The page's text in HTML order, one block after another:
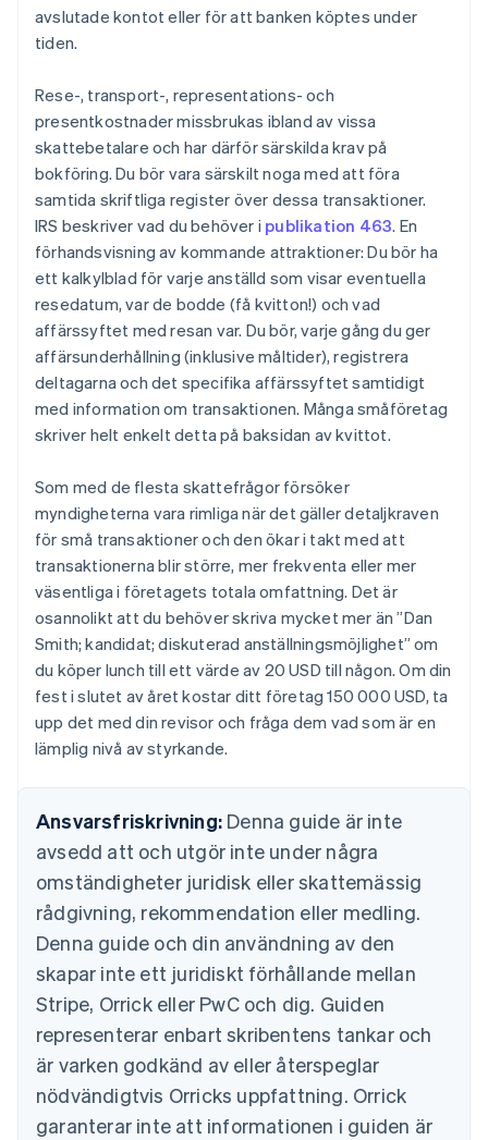
avslutade kontot eller för att banken köptes under
tiden.
Rese-, transport-, representations- och
presentkostnader missbrukas ibland av vissa
skattebetalare och har därför särskilda krav på
bokföring. Du bör vara särskilt noga med att föra
samtida skriftliga register över dessa transaktioner.
IRS beskriver vad du behöver i publikation 463. En
förhandsvisning av kommande attraktioner: Du bör ha
ett kalkylblad för varje anställd som visar eventuella
resedatum, var de bodde (få kvitton!) och vad
affärssyftet med resan var. Du bör, varje gång du ger
affärsunderhållning (inklusive måltider), registrera
deltagarna och det specifika affärssyftet samtidigt
med information om transaktionen. Många småföretag
skriver helt enkelt detta på baksidan av kvittot.
Som med de flesta skattefrågor försöker
myndigheterna vara rimliga när det gäller detaljkraven
för små transaktioner och den ökar i takt med att
transaktionerna blir större, mer frekventa eller mer
väsentliga i företagets totala omfattning. Det är
osannolikt att du behöver skriva mycket mer än ”Dan
Smith; kandidat; diskuterad anställningsmöjlighet” om
du köper lunch till ett värde av 20 USD till någon. Om din
fest i slutet av året kostar ditt företag 150 000 USD, ta
upp det med din revisor och fråga dem vad som är en
lämplig nivå av styrkande.
Ansvarsfriskrivning: Denna guide är inte
avsedd att och utgör inte under några
omständigheter juridisk eller skattemässig
rådgivning, rekommendation eller medling.
Denna guide och din användning av den
skapar inte ett juridiskt förhållande mellan
Stripe, Orrick eller PwC och dig. Guiden
representerar enbart skribentens tankar och
är varken godkänd av eller återspeglar
nödvändigtvis Orricks uppfattning. Orrick
garanterar inte att informationen i guiden är
Australien
Belgien
Brasilien
PortuguêsEnglish
Bulgarien
Cypern
English
Danmark
English
Estland
Fastlandskina
简体中文English
Finland
FrançaisEnglish
Förenade Arabemiraten
English
Gibraltar
English
Grekland
English
Hongkong SAR, Kina
English简体中文
Indien
English
Irland
English
Italien
ItalianoEnglish